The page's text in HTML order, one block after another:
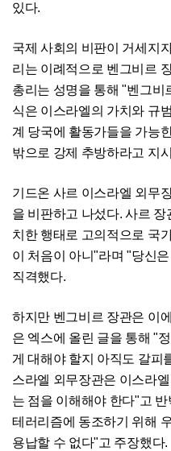
있다.
국제 사회의 비판이 거세지
리는 이례적으로 벤그비르
총리는 성명을 통해 "벤그비
식은 이스라엘의 가치와 규
계 당국에 활동가들을 가능
밖으로 강제 추방하라고 지
기드온 사르 이스라엘 외무
을 비판하고 나섰다. 사르
치한 행태로 고의적으로 국
이 처음이 아니"라며 "당신
직격했다.
하지만 벤그비르 장관은 이
은 엑스에 올린 글을 통해 "
게 대해야 할지 아직도 갈피
스라엘 외무장관은 이스라
는 점을 이해해야 한다"고
테러리즘에 동조하기 위해
용납할 수 없다"고 주장했다.